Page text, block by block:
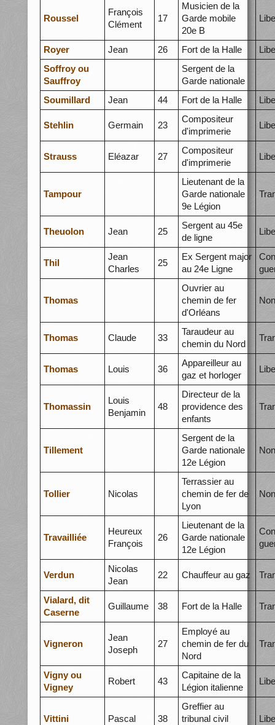
Roussel
François
Clément
17
Musicien de la
Garde mobile
20e B
Royer Jean 26 Fort de la Halle
Soffroy ou
Sauffroy
Sergent de la
Garde nationale
Soumillard
Jean 44 Fort de la Halle
Stehlin Germain 23
Compositeur
d'imprimerie
Strauss Eléazar 27
Compositeur
d'imprimerie
Tampour
Lieutenant de la
Garde nationale
9e Légion
Theuolon Jean 25
Sergent au 45e
de ligne
Thil
Jean
Charles
25
Ex Sergent major
au 24e Ligne
Thomas
Ouvrier au
chemin de fer
d'Orléans
Thomas Claude 33
Taraudeur au
chemin du Nord
Thomas Louis 36
Appareilleur au
gaz et horloger
Thomassin
Louis
Benjamin
48
Directeur de la
providence des
enfants
Tillement
Sergent de la
Garde nationale
12e Légion
Tollier Nicolas
Terrassier au
chemin de fer de
Lyon
Travailliée
Heureux
François
26
Lieutenant de la
Garde nationale
12e Légion
Verdun
Nicolas
Jean
22 Chauffeur au gaz
Vialard, dit
Caserne
Guillaume 38 Fort de la Halle
Vigneron
Jean
Joseph
27
Employé au
chemin de fer du
Nord
Vigny ou
Vigney
Robert 43
Capitaine de la
Légion italienne
Vittini Pascal 38
Greffier au
tribunal civil